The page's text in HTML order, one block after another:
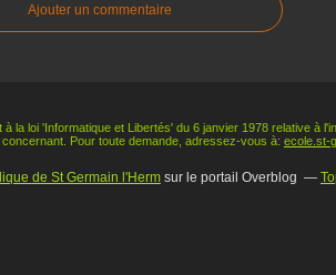
Ajouter un commentaire
à la loi 'Informatique et Libertés' du 6 janvier 1978 relative à
Pour toute demande, adressez-vous à: ecole.st-
de St Germain l'Herm sur le portail Overblog